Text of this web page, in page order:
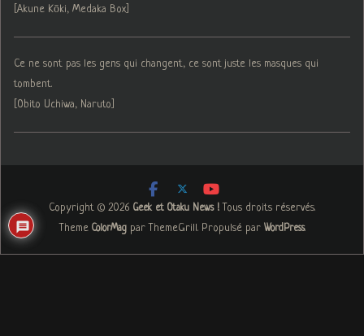
[Akune Kōki, Medaka Box]
Ce ne sont pas les gens qui changent, ce sont juste les masques qui
tombent.
[Obito Uchiwa, Naruto]
Copyright © 2026 Geek et Otaku News !. Tous droits réservés.
Theme ColorMagpar ThemeGrill. Propulsé par WordPress.